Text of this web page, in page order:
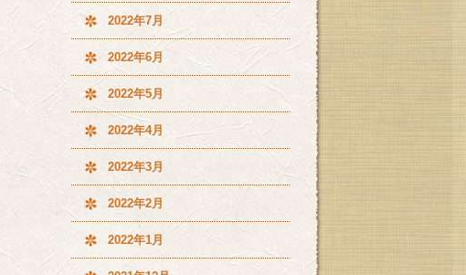
2022年7月
2022年6月
2022年5月
2022年4月
2022年3月
2022年2月
2022年1月